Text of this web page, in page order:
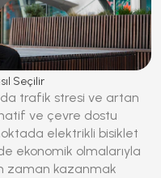
Seçilir
trafik stresi ve artan
ve çevre dostu
elektrikli bisiklet
ekonomik olmalarıyla
zaman kazanmak